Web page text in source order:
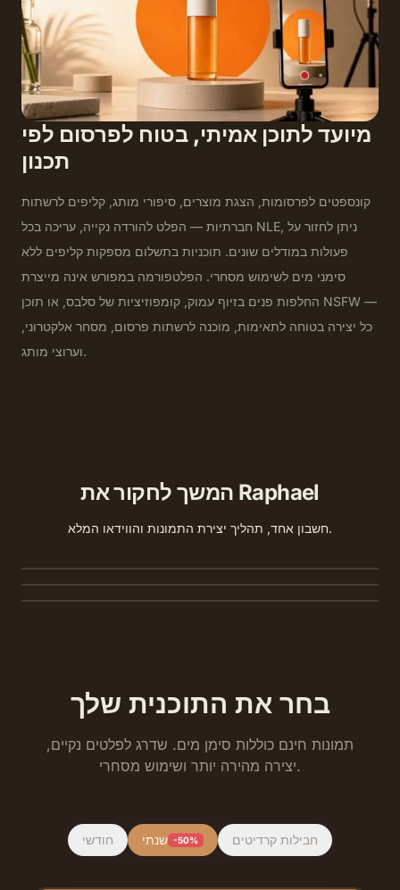
מיועד לתוכן אמיתי, בטוח לפרסום לפי
תכנון
קונספטים לפרסומות, הצגת מוצרים, סיפורי מותג, קליפים לרשתות
חברתיות — הפלט להורדה נקייה, עריכה בכל NLE, ניתן לחזור על
פעולות במודלים שונים. תוכניות בתשלום מספקות קליפים ללא
סימני מים לשימוש מסחרי. הפלטפורמה במפורש אינה מייצרת
החלפות פנים בזיוף עמוק, קומפוזיציות של סלבס, או תוכן NSFW —
כל יצירה בטוחה לתאימות, מוכנה לרשתות פרסום, מסחר אלקטרוני,
וערוצי מותג.
המשך לחקור את Raphael
חשבון אחד, תהליך יצירת התמונות והווידאו המלא. תמונה לווידאו
טקסט לתמונה
תמונה לתמונה
בחר את התוכנית שלך
תמונות חינם כוללות סימן מים. שדרג לפלטים נקיים,
יצירה מהירה יותר ושימוש מסחרי.
חודשי שנתי -50% חבילות קרדיטים